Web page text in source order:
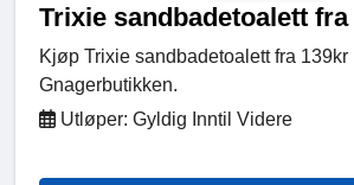
Trixie sandbadetoalett fra
Kjøp Trixie sandbadetoalett fra 139kr
Gnagerbutikken.
Utløper: Gyldig Inntil Videre